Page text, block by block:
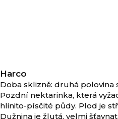
Harco
Doba sklizně: druhá polovina
Pozdní nektarinka, která
hlinito-písčité půdy. Plod je
Dužnina je žlutá, velmi